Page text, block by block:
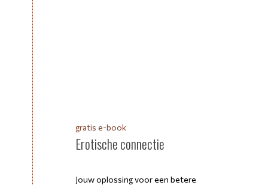
gratis e-book
Erotische connectie
Jouw oplossing voor een betere